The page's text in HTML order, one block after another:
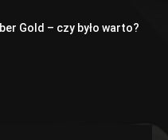
Gold – czy było warto?